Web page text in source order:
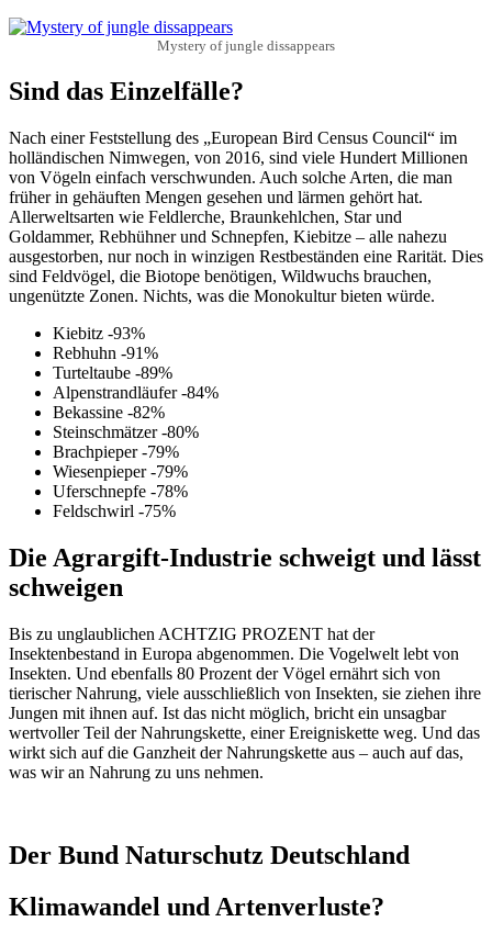
Mystery of jungle dissappears
Sind das Einzelfälle?
Nach einer Feststellung des „European Bird Census Council“ im
holländischen Nimwegen, von 2016, sind viele Hundert Millionen
von Vögeln einfach verschwunden. Auch solche Arten, die man
früher in gehäuften Mengen gesehen und lärmen gehört hat.
Allerweltsarten wie Feldlerche, Braunkehlchen, Star und
Goldammer, Rebhühner und Schnepfen, Kiebitze – alle nahezu
ausgestorben, nur noch in winzigen Restbeständen eine Rarität. Dies
sind Feldvögel, die Biotope benötigen, Wildwuchs brauchen,
ungenützte Zonen. Nichts, was die Monokultur bieten würde.
Kiebitz -93%
Rebhuhn -91%
Turteltaube -89%
Alpenstrandläufer -84%
Bekassine -82%
Steinschmätzer -80%
Brachpieper -79%
Wiesenpieper -79%
Uferschnepfe -78%
Feldschwirl -75%
Die Agrargift-Industrie schweigt und lässt
schweigen
Bis zu unglaublichen ACHTZIG PROZENT hat der
Insektenbestand in Europa abgenommen. Die Vogelwelt lebt von
Insekten. Und ebenfalls 80 Prozent der Vögel ernährt sich von
tierischer Nahrung, viele ausschließlich von Insekten, sie ziehen ihre
Jungen mit ihnen auf. Ist das nicht möglich, bricht ein unsagbar
wertvoller Teil der Nahrungskette, einer Ereigniskette weg. Und das
wirkt sich auf die Ganzheit der Nahrungskette aus – auch auf das,
was wir an Nahrung zu uns nehmen.
Der Bund Naturschutz Deutschland
Klimawandel und Artenverluste?